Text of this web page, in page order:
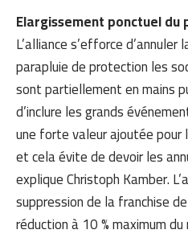
Elargissement ponctuel
L’alliance s’efforce
parapluie de protection les
sont partiellement en mains
d’inclure les grands
une forte valeur ajoutée pour
et cela évite de devoir les
explique Christoph Kamber.
suppression de la franchise
réduction à 10 % maximum